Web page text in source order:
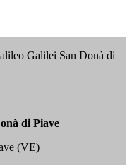
Galilei San Donà di
di Piave
(VE)